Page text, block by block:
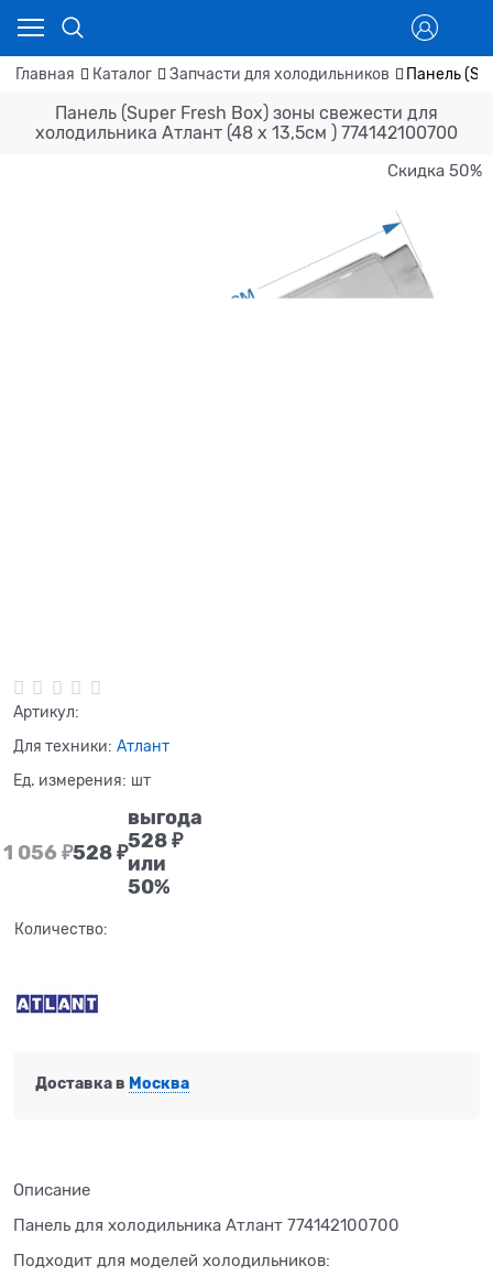
Главная Каталог Запчасти для холодильников Панель
Панель (Super Fresh Box) зоны свежести для
холодильника Атлант (48 x 13,5cм ) 774142100700
Скидка 50%
Артикул:
Для техники: Атлант
Ед. измерения: шт
1 056 ₽528 ₽
выгода
528 ₽
или
50%
Количество:
Доставка в Москва
Описание
Панель для холодильника Атлант 774142100700
Подходит для моделей холодильников: